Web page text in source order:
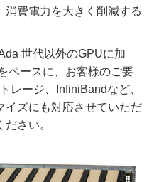
費電力を大きく削減する
世代以外のGPUに加
ベースに、お客様のご要
レージ、InfiniBandなど、
イズにも対応させていただ
さい。